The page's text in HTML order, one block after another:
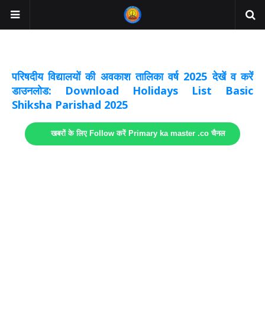
परिषदीय विद्यालयों की अवकाश तालिका वर्ष 2025 देखें व करें
डाउनलोड: Download Holidays List Basic
Shiksha Parishad 2025
खबरों के लिए Follow करें Primary ka master .co चैनल